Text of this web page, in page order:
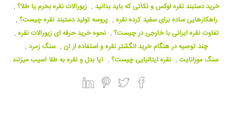
خرید دستبند نقره لوکس و نکاتی که باید بدانید , زیورآلات نقره بخرم یا طلا؟ ,
راهکارهایی ساده برای سفید کرده نقره , پروسه تولید دستبند نقره چیست؟ ,
تفاوت نقره ایرانی با خارجی در چیست؟‌ , نحوه خرید حرفه ای زیورآلات نقره ,
چند توصیه در هنگام خرید انگشتر نقره و استفاده از آن , سنگ زمرد ,
سنگ موزانایت , نقره ایتالیایی چیست؟ , آیا بدل و نقره به طلا آسیب میزنند